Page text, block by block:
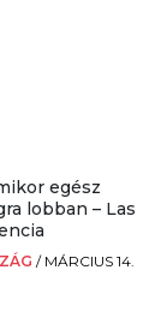
egész
lobban – Las
/ MÁRCIUS 14.